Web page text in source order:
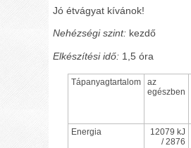
Jó étvágyat kívánok!
Nehézségi szint: kezdő
Elkészítési idő: 1,5 óra
Tápanyagtartalom
az
egészben
Energia
12079 kJ
/ 2876